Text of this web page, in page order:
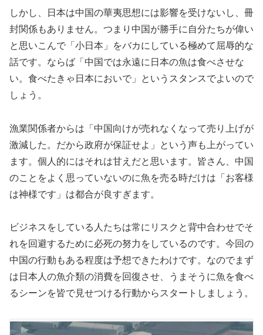
しかし、日本は中国の華夷思想には影響を受けないし、冊
封関係もありません。つまり中国が勝手に自分たちが偉い
と思いこんで「小日本」をバカにしている極めて屈辱的な
話です。ならば「中国では永遠に日本の魚は食べさせな
い。食べたきゃ日本においで」というスタンスでよいので
しょう。
漁業関係者からは「中国向けが売れなくなって売り上げが
激減した。だから政府が保証せよ」という声も上がってい
ます。個人的にはそれは甘えだと思います。皆さん、中国
のことをよく思っていないのに魚を売る時だけは「お客様
は神様です」は都合が良すぎます。
ビジネスをしている人たちは常にリスクと背中合わせでそ
れを回避するために必死の努力をしているのです。今回の
中国の行動もある程度は予想できたわけです。なのでまず
は日本人の魚介類の消費を回復させ、うまそうに魚を食べ
るシーンを皆で見せつける行動からスタートしましょう。